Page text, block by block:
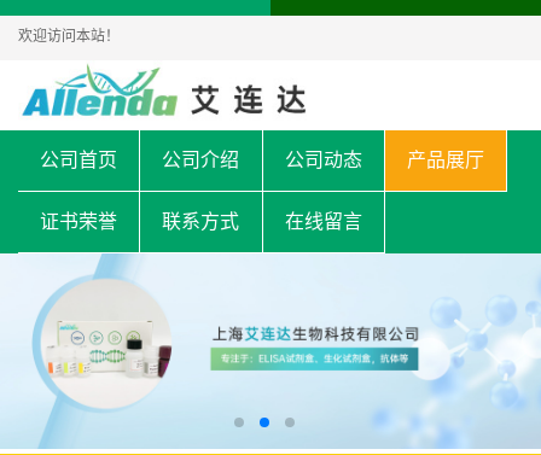
欢迎访问本站！
公司首页 公司介绍 公司动态 产品展厅
证书荣誉 联系方式 在线留言